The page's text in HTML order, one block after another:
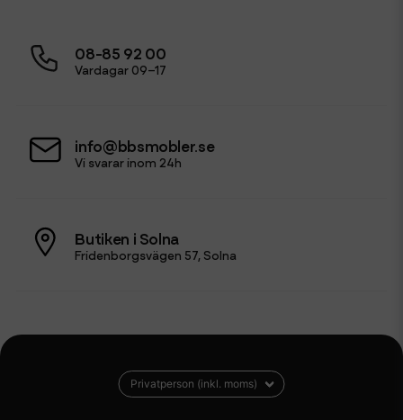
08-85 92 00
Vardagar 09–17
info@bbsmobler.se
Vi svarar inom 24h
Butiken i Solna
Fridenborgsvägen 57, Solna